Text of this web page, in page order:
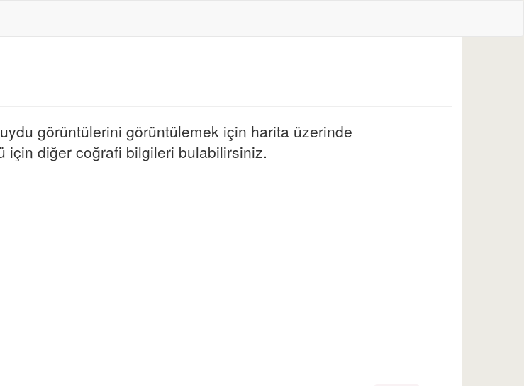
görüntülerini görüntülemek için harita üzerinde
için diğer coğrafi bilgileri bulabilirsiniz.